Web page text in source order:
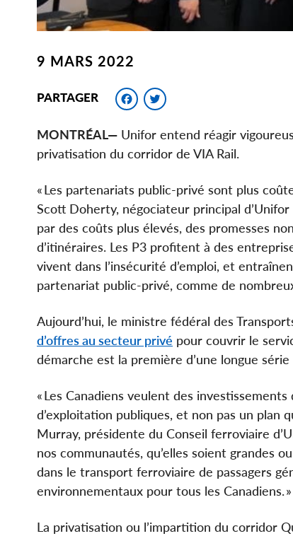
9 MARS 2022
PARTAGER Facebook
MONTRÉAL— Unifor entend réagir
privatisation du corridor de VIA Rail.
« Les partenariats public-privé sont plus
Scott Doherty, négociateur principal
par des coûts plus élevés, des promesses
d’itinéraires. Les P3 profitent à des
vivent dans l’insécurité d’emploi, et
partenariat public-privé, comme de
Aujourd’hui, le ministre fédéral des
d’offres au secteur privé pour couvrir le
démarche est la première d’une longue
« Les Canadiens veulent des
d’exploitation publiques, et non pas un plan
Murray, présidente du Conseil ferroviaire
nos communautés, qu’elles soient grandes
dans le transport ferroviaire de passagers
environnementaux pour tous les Canadiens. »
La privatisation ou l’impartition du corridor